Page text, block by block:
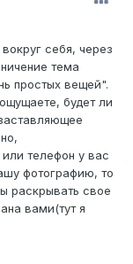
себя, через
тема
простых вещей".
будет ли
телефон у вас
фотографию, то
раскрывать свое
вами(тут я